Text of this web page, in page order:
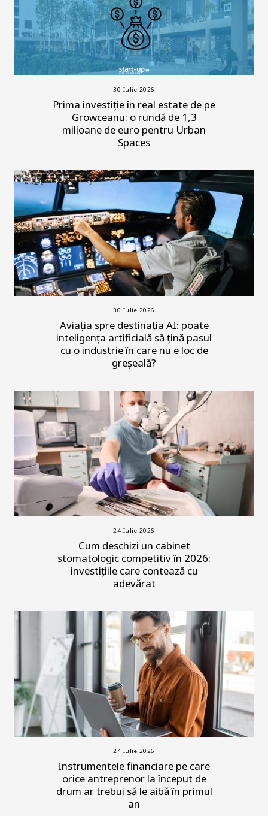
30 Iulie 2026
Prima investiție în real estate de pe
Growceanu: o rundă de 1,3
milioane de euro pentru Urban
Spaces
30 Iulie 2026
Aviația spre destinația AI: poate
inteligența artificială să țină pasul
cu o industrie în care nu e loc de
greșeală?
24 Iulie 2026
Cum deschizi un cabinet
stomatologic competitiv în 2026:
investițiile care contează cu
adevărat
24 Iulie 2026
Instrumentele financiare pe care
orice antreprenor la început de
drum ar trebui să le aibă în primul
an